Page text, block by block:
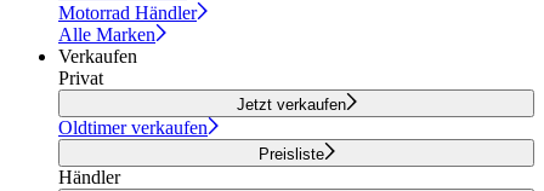
Motorrad Händler
Alle Marken
Verkaufen
Privat
Jetzt verkaufen
Oldtimer verkaufen
Preisliste
Händler